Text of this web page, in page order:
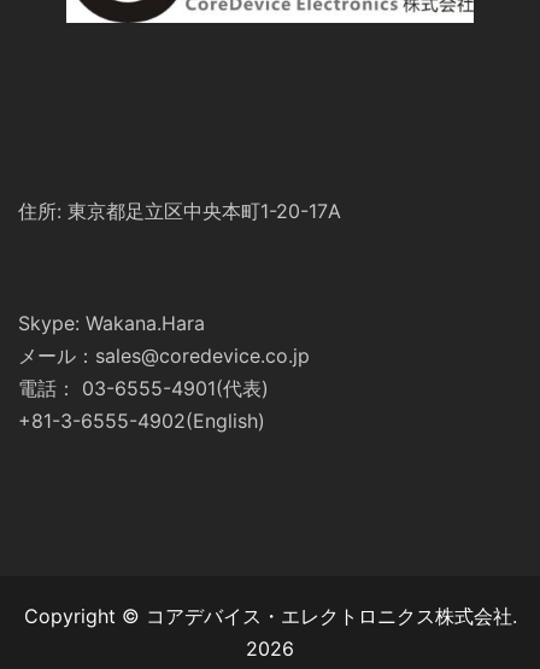
住所: 東京都足立区中央本町1-20-17A
Skype: Wakana.Hara
メール：sales@coredevice.co.jp
電話： 03-6555-4901(代表)
+81-3-6555-4902(English)
Copyright © コアデバイス・エレクトロニクス株式会社.
2026